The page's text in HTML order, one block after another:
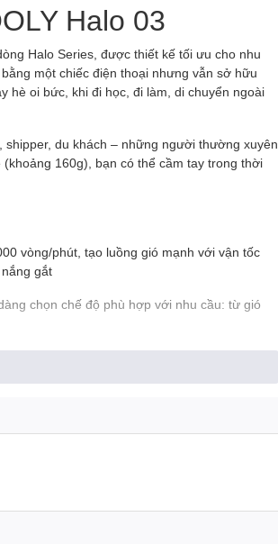
Halo 03
Halo Series, được thiết kế tối ưu cho nhu
một chiếc điện thoại nhưng vẫn sở hữu
hè oi bức, khi đi học, đi làm, di chuyển ngoài
du khách – những người thường xuyên
160g), bạn có thể cầm tay trong thời
vòng/phút, tạo luồng gió mạnh với vận tốc
gắt
chọn chế độ phù hợp với nhu cầu: từ gió
đi làm hoặc dạo phố
ồn và tạo luồng gió ổn định, dễ chịu hơn so
3 giờ để sạc đầy pin, thao tác nhanh với củ